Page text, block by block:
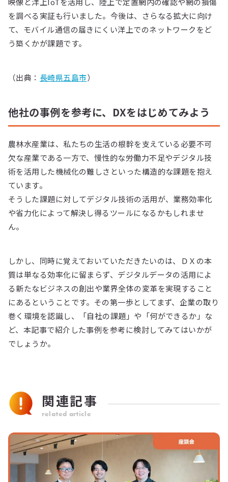
を調べる実証も行いました。今後は、さらなる拡大に向け
て、モバイル通信の届きにくい洋上でのネットワークをど
う築くかが課題です。
（出典： 長崎県五島市）
他社の事例を参考に、DXをはじめてみよう
農林水産業は、私たちの生活の根幹を支えている必要不可
欠な産業である一方で、慢性的な労働力不足やデジタル技
術を活用した機械化の難しさといった構造的な課題を抱え
ています。
そうした課題に対してデジタル技術の活用が、業務効率化
や省力化によって解決し得るツールになるかもしれませ
ん。
しかし、同時に覚えておいていただきたいのは、ＤＸの本
質は単なる効率化に留まらず、デジタルデータの活用によ
る新たなビジネスの創出や業界全体の変革を実現すること
にあるということです。その第一歩としてまず、企業の取り
巻く環境を認識し、「自社の課題」や「何ができるか」な
ど、本記事で紹介した事例を参考に検討してみてはいかが
でしょうか。
関連記事
related article